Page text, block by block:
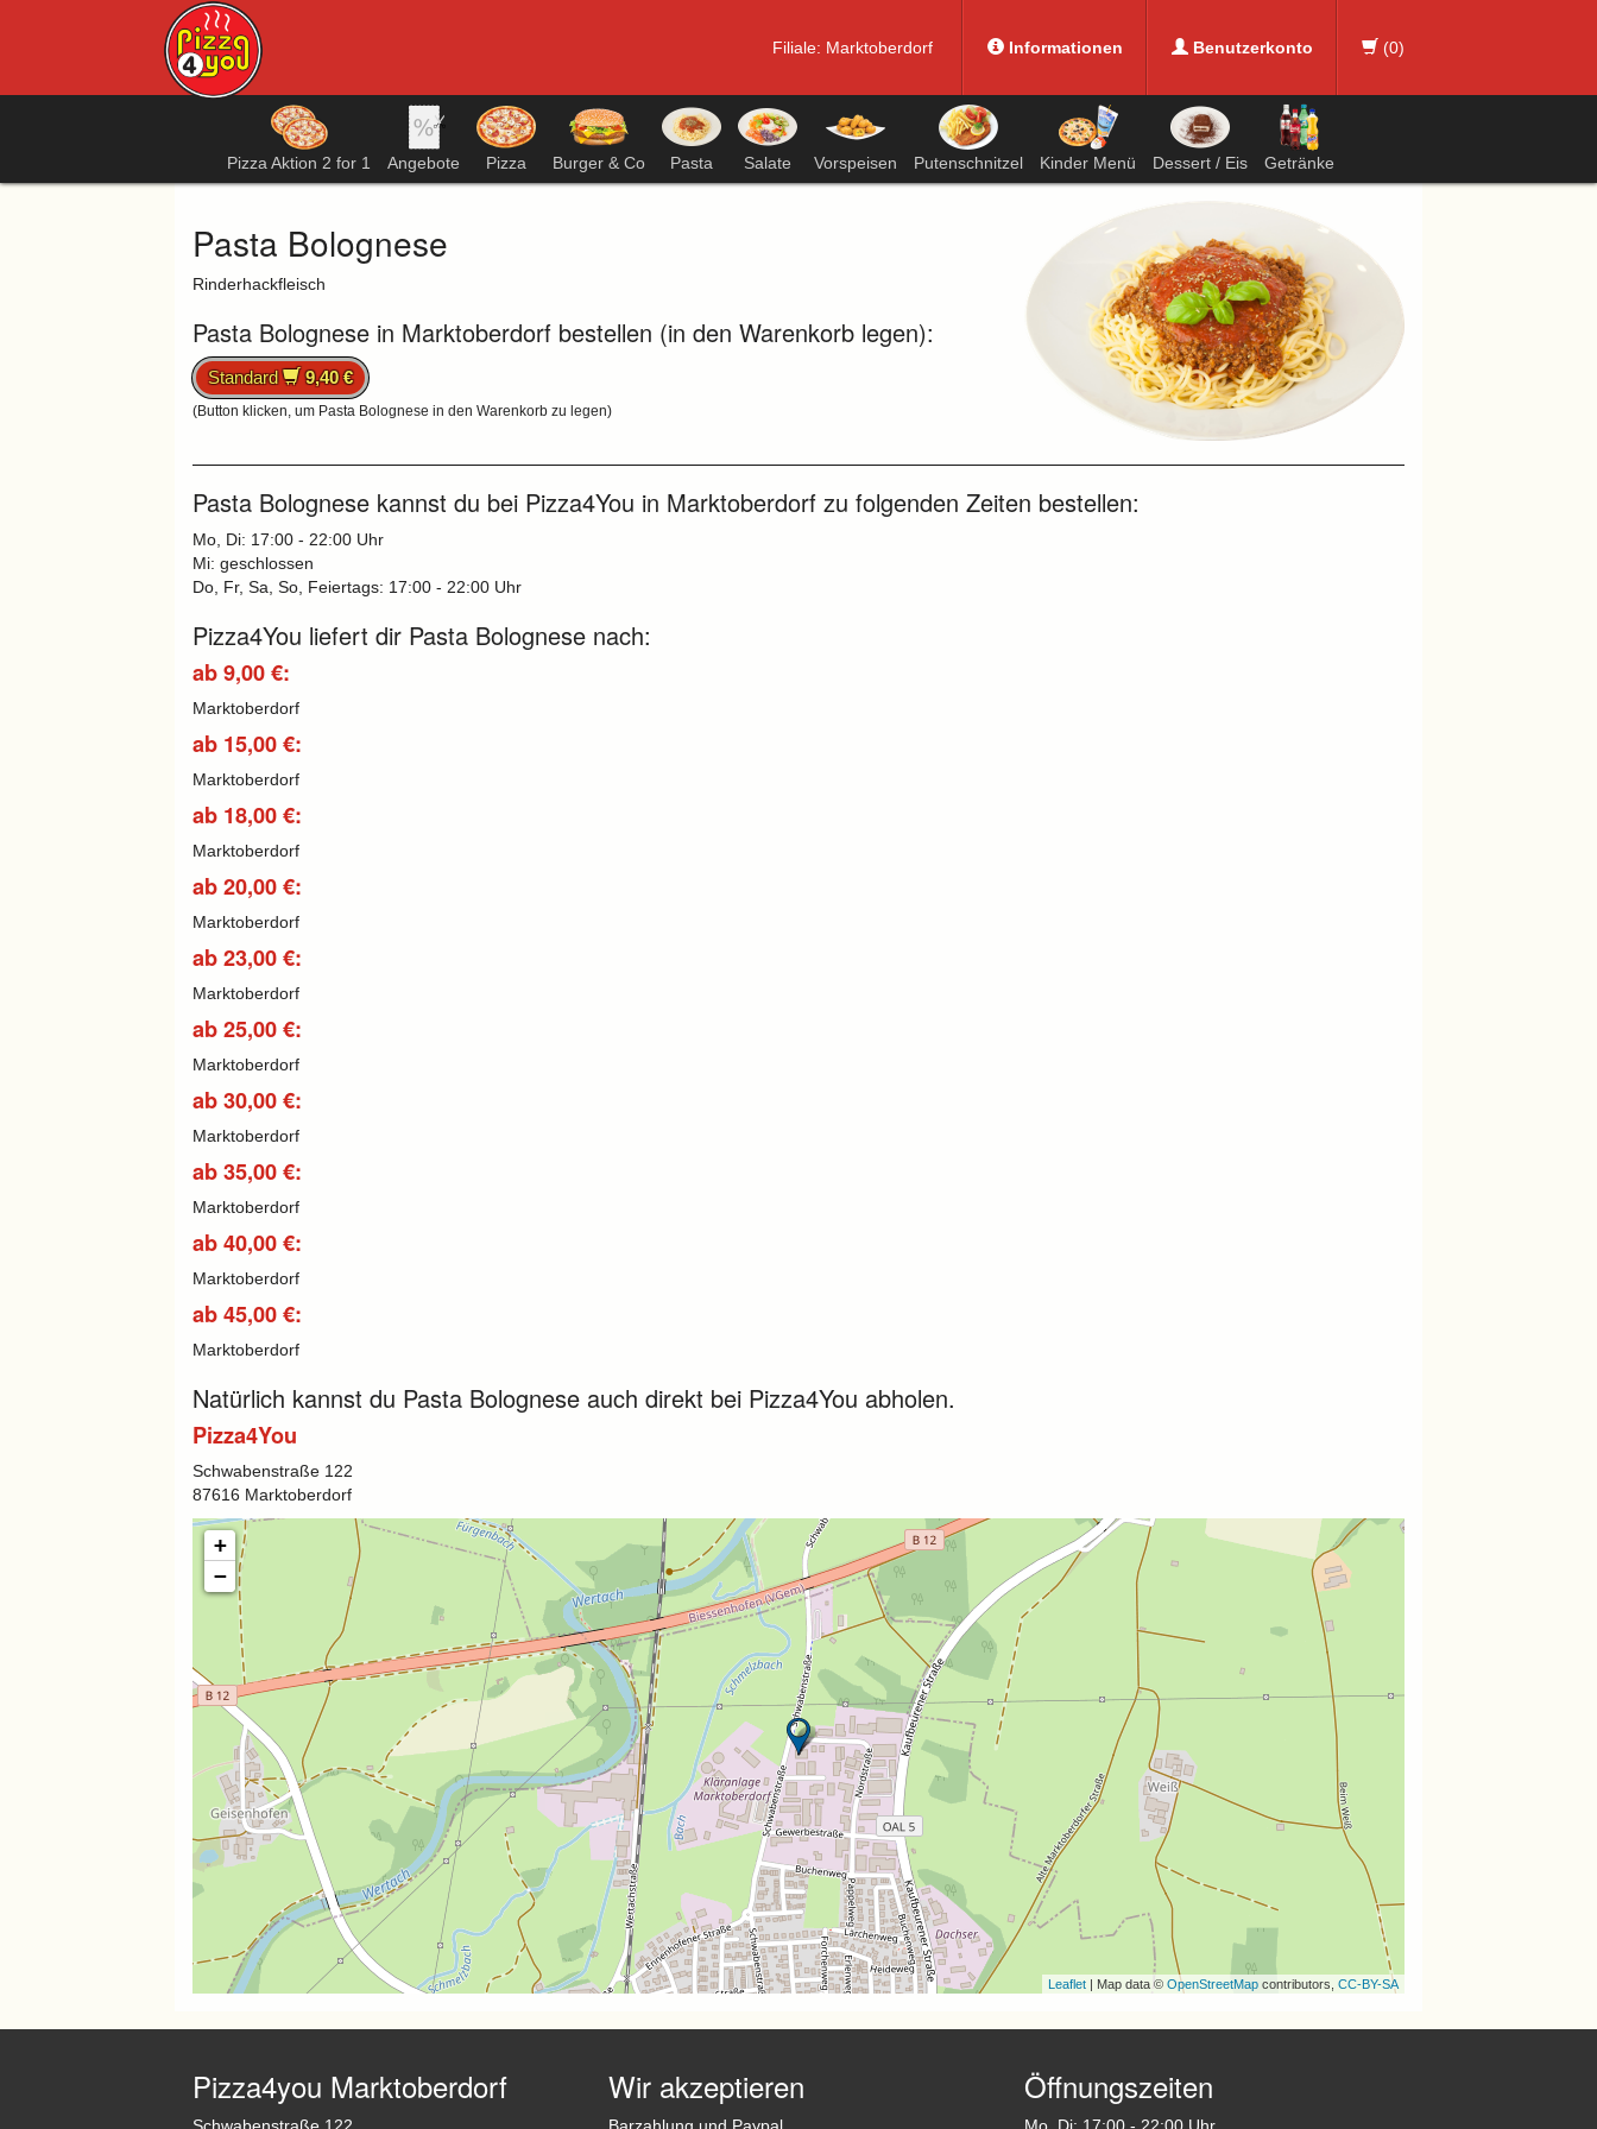
Filiale: Marktoberdorf Informationen Benutzerkonto (0)
Pizza Aktion 2 for 1 Angebote Pizza Burger & Co Pasta Salate Vorspeisen Putenschnitzel Kinder Menü Dessert / Eis Getränke
Pasta Bolognese
Rinderhackfleisch
Pasta Bolognese in Marktoberdorf bestellen (in den Warenkorb legen):
Standard 9,40 €
(Button klicken, um Pasta Bolognese in den Warenkorb zu legen)
Pasta Bolognese kannst du bei Pizza4You in Marktoberdorf zu folgenden Zeiten bestellen:
Mo, Di: 17:00 - 22:00 Uhr
Mi: geschlossen
Do, Fr, Sa, So, Feiertags: 17:00 - 22:00 Uhr
Pizza4You liefert dir Pasta Bolognese nach:
ab 9,00 €:
Marktoberdorf
ab 15,00 €:
Marktoberdorf
ab 18,00 €:
Marktoberdorf
ab 20,00 €:
Marktoberdorf
ab 23,00 €:
Marktoberdorf
ab 25,00 €:
Marktoberdorf
ab 30,00 €:
Marktoberdorf
ab 35,00 €:
Marktoberdorf
ab 40,00 €:
Marktoberdorf
ab 45,00 €:
Marktoberdorf
Natürlich kannst du Pasta Bolognese auch direkt bei Pizza4You abholen.
Pizza4You
Schwabenstraße 122
87616 Marktoberdorf
+
−
Leaflet | Map data © OpenStreetMap contributors, CC-BY-SA
Pizza4you Marktoberdorf
Schwabenstraße 122
Wir akzeptieren
Barzahlung und Paypal
Öffnungszeiten
Mo, Di: 17:00 - 22:00 Uhr